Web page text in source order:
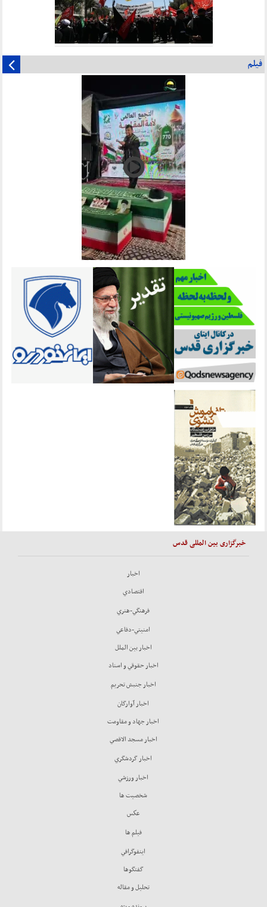
فیلم
خبرگزاری بین المللی قدس
اخبار
اقتصادي
فرهنگي-هنري
امنيتي-دفاعي
اخبار بين الملل
اخبار حقوقي و اسناد
اخبار جنبش تحريم
اخبار آوارگان
اخبار جهاد و مقاومت
اخبار مسجد الاقصي
اخبار گردشگري
اخبار ورزشي
شخصيت ها
عكس
فيلم ها
اينفوگرافي
گفتگوها
تحليل و مقاله